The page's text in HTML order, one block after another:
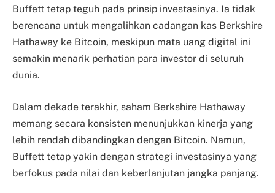
Buffett tetap teguh pada prinsip investasinya. Ia tidak
berencana untuk mengalihkan cadangan kas Berkshire
Hathaway ke Bitcoin, meskipun mata uang digital ini
semakin menarik perhatian para investor di seluruh
dunia.
Dalam dekade terakhir, saham Berkshire Hathaway
memang secara konsisten menunjukkan kinerja yang
lebih rendah dibandingkan dengan Bitcoin. Namun,
Buffett tetap yakin dengan strategi investasinya yang
berfokus pada nilai dan keberlanjutan jangka panjang.